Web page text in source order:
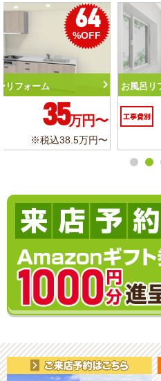
50
トイレリフォーム
10.3 万円〜
※税込11.3万円〜